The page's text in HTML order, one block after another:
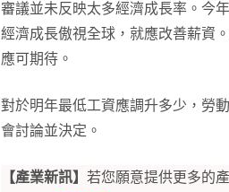
審議並未反映太多經濟成長率。今
經濟成長傲視全球，就應改善薪資
應可期待。
對於明年最低工資應調升多少，勞
會討論並決定。
【產業新訊】 若您願意提供更多的